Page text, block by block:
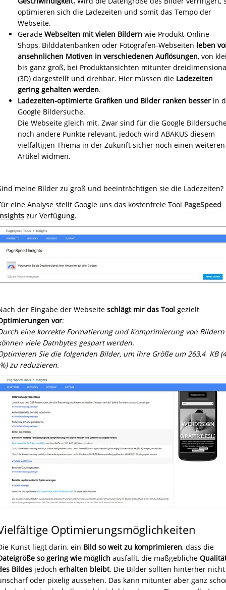
optimieren sich die Ladezeiten und somit das Tempo der
Webseite.
Gerade Webseiten mit vielen Bildern wie Produkt-Online-
Shops, Bilddatenbanken oder Fotografen-Webseiten leben
ansehnlichen Motiven in verschiedenen Auflösungen, von
bis ganz groß, bei Produktansichten mitunter
(3D) dargestellt und drehbar. Hier müssen die Ladezeiten
gering gehalten werden.
Ladezeiten-optimierte Grafiken und Bilder ranken besser in
Google Bildersuche.
Die Webseite gleich mit. Zwar sind für die Google
noch andere Punkte relevant, jedoch wird ABAKUS diesem
vielfältigen Thema in der Zukunft sicher noch einen weiteren
Artikel widmen.
meine Bilder zu groß und beeinträchtigen sie die Ladezeiten?
eine Analyse stellt Google uns das kostenfreie Tool PageSpeed
zur Verfügung.
der Eingabe der Webseite schlägt mir das Tool gezielt
vor:
eine korrekte Formatierung und Komprimierung von Bildern
viele Datnbytes gespart werden.
Sie die folgenden Bilder, um ihre Größe um 263,4 KB
zu reduzieren.
Optimierungsmöglichkeiten
Kunst liegt darin, ein Bild so weit zu komprimieren, dass die
so gering wie möglich ausfällt, die maßgebliche
Bildes jedoch erhalten bleibt. Die Bilder sollten hinterher nicht
oder pixelig aussehen. Das kann mitunter aber ganz